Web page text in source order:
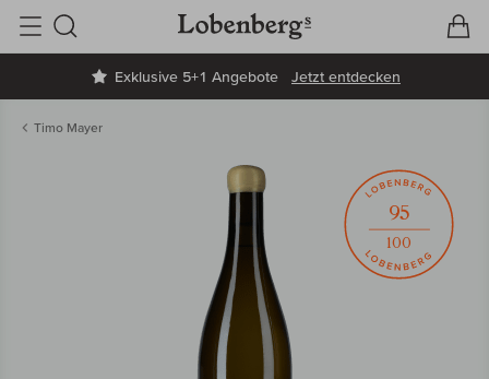
Exklusive 5+1 Angebote Jetzt entdecken
Suche
Timo Mayer
95
100